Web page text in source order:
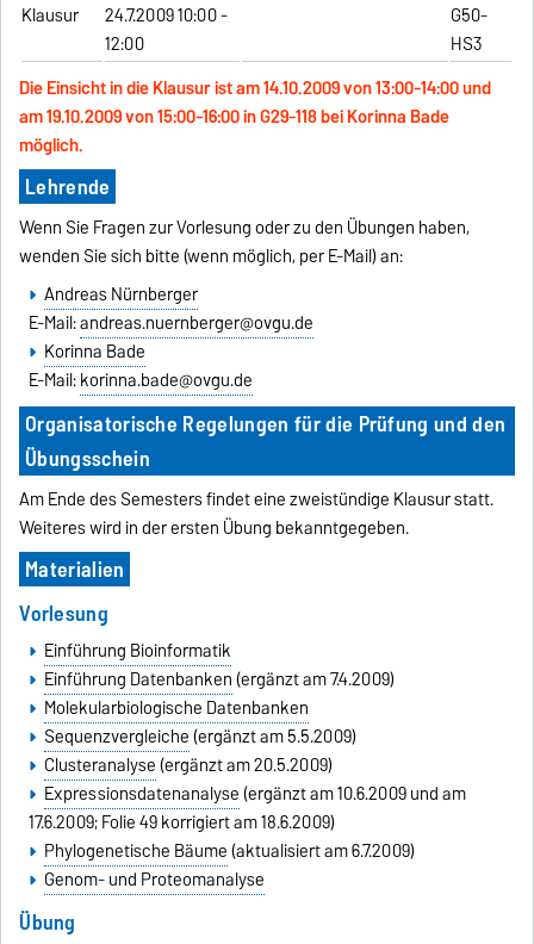
Klausur
24.7.2009 10:00 -
12:00
G50-
HS3
Die Einsicht in die Klausur ist am 14.10.2009 von 13:00-14:00 und
am 19.10.2009 von 15:00-16:00 in G29-118 bei Korinna Bade
möglich.
Lehrende
Wenn Sie Fragen zur Vorlesung oder zu den Übungen haben,
wenden Sie sich bitte (wenn möglich, per E-Mail) an:
Andreas Nürnberger
E-Mail:andreas.nuernberger@ovgu.de
Korinna Bade
E-Mail:korinna.bade@ovgu.de
Organisatorische Regelungen für die Prüfung und den
Übungsschein
Am Ende des Semesters findet eine zweistündige Klausur statt.
Weiteres wird in der ersten Übung bekanntgegeben.
Materialien
Vorlesung
Einführung Bioinformatik
Einführung Datenbanken(ergänzt am 7.4.2009)
Molekularbiologische Datenbanken
Sequenzvergleiche(ergänzt am 5.5.2009)
Clusteranalyse(ergänzt am 20.5.2009)
Expressionsdatenanalyse(ergänzt am 10.6.2009 und am
17.6.2009; Folie 49 korrigiert am 18.6.2009)
Phylogenetische Bäume(aktualisiert am 6.7.2009)
Genom- und Proteomanalyse
Übung